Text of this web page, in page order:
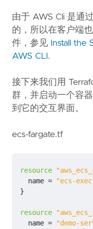
由于 AWS Cli 是通
的，所以在客户端
件，参见 Install the
AWS CLI .
接下来我们用
群，并启动一个容
到它的交互界面。
ecs-fargate.tf
resource
name =
"ecs-
}
resource
name =
"demo-